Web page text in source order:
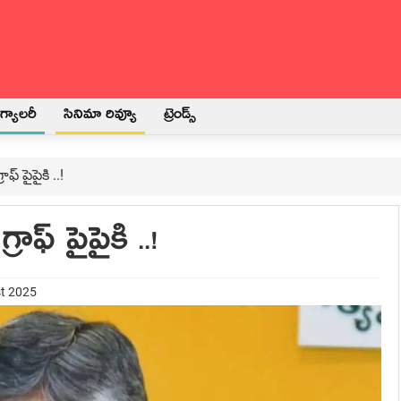
సినిమా రివ్యూ ట్రెండ్స్
పైపైకి ..!
పైపైకి ..!
2025